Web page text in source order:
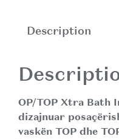
Description
OP/TOP Xtra Bath
dizajnuar
vaskën TOP dhe